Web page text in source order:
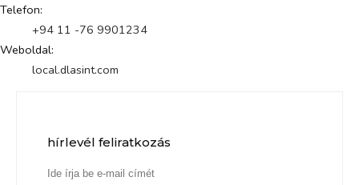
Telefon:
+94 11 -76 9901234
Weboldal:
local.dlasint.com
hírlevél feliratkozás